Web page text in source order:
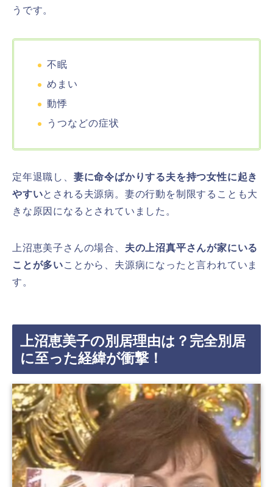
うです。
不眠
めまい
動悸
うつなどの症状
定年退職し、 妻に命令ばかりする夫を持つ女性に起き
やすいとされる夫源病。妻の行動を制限することも大
きな原因になるとされていました。
上沼恵美子さんの場合、 夫の上沼真平さんが家にいる
ことが多いことから、夫源病になったと言われていま
す。
上沼恵美子の別居理由は？完全別居
に至った経緯が衝撃！